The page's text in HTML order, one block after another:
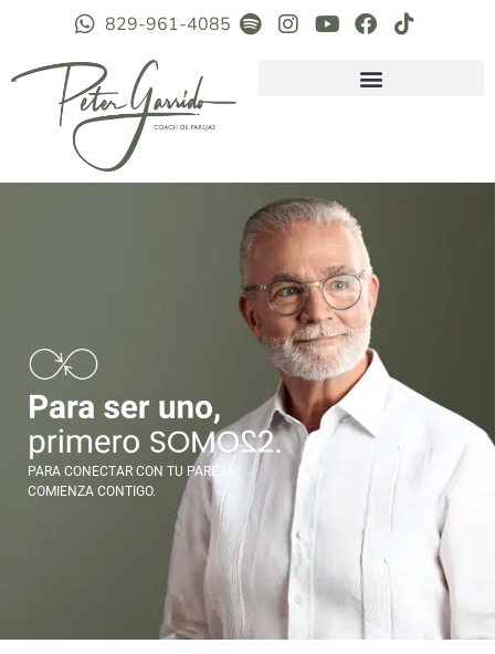
829-961-4085
PARA CONECTAR CON TU PAREJA,
COMIENZA CONTIGO.